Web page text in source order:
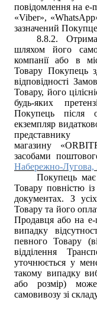
повідомлення на e-
«Viber»,
зазначений
8.8.2.
шляхом його
компанії або в
Товару Покупець
відповідності
Товару, його
будь-яких
Покупець після
екземпляр
магазину «
засобами
Набережно-Лугова,
Покупець має
Товару повністю
документах. З
Товару та його
Продавця або на e-
випадку
певного Товару
відділення
уточнюється у
такому випадку
або розмір)
самовивозу зі